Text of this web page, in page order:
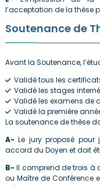
l’acceptation de la thèse
Soutenance de
Avant la Soutenance,
Validé tous les
Validé les stages
Validé les examens de
Validé la première
La soutenance de thèse
A-Le jury proposé pour
accord du Doyen et doit
B- Il comprend de trois à
ou Maître de Conférence